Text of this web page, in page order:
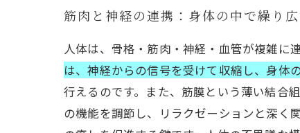
筋肉と神経の連携：身体の中で繰り
人体は、骨格・筋肉・神経・血管が複雑に
は、神経からの信号を受けて収縮し、身体
行えるのです。また、筋膜という薄い結合
の機能を調節し、リラクゼーションと深く